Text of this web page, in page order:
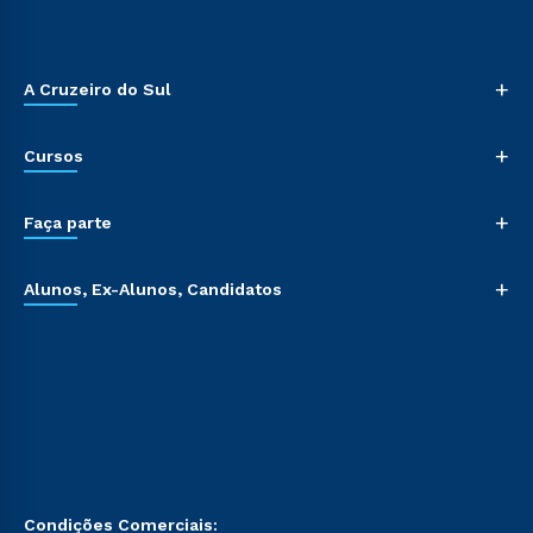
A Cruzeiro do Sul +
Cursos +
Faça parte +
Alunos, Ex-Alunos, Candidatos +
Condições Comerciais: